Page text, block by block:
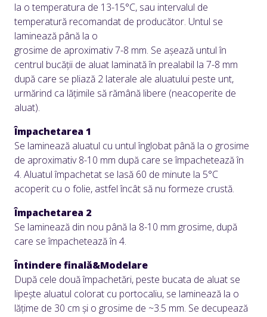
la o temperatura de 13-15°C, sau intervalul de
temperatură recomandat de producător. Untul se
laminează până la o
grosime de aproximativ 7-8 mm. Se așează untul în
centrul bucății de aluat laminată în prealabil la 7-8 mm
după care se pliază 2 laterale ale aluatului peste unt,
urmărind ca lățimile să rămână libere (neacoperite de
aluat).
Împachetarea 1
Se laminează aluatul cu untul înglobat până la o grosime
de aproximativ 8-10 mm după care se împachetează în
4. Aluatul împachetat se lasă 60 de minute la 5°C
acoperit cu o folie, astfel încât să nu formeze crustă.
Împachetarea 2
Se laminează din nou până la 8-10 mm grosime, după
care se împachetează în 4.
Întindere finală&Modelare
După cele două împachetări, peste bucata de aluat se
lipește aluatul colorat cu portocaliu, se laminează la o
lățime de 30 cm și o grosime de ~3.5 mm. Se decupează